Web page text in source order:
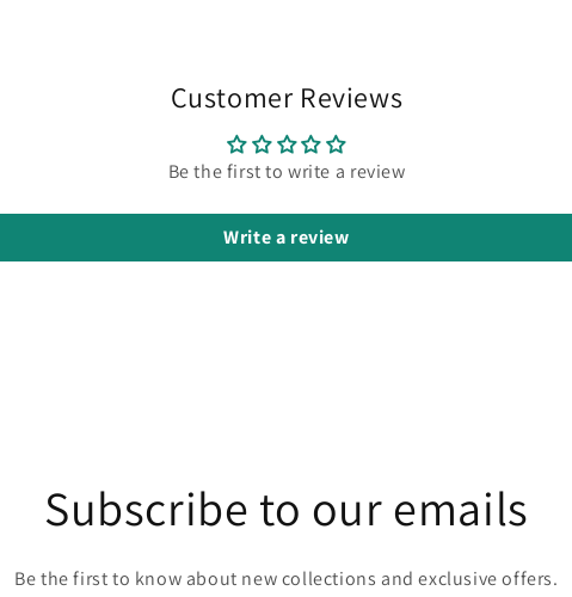
Customer Reviews
Be the first to write a review
Write a review
Subscribe to our emails
Be the first to know about new collections and exclusive offers.